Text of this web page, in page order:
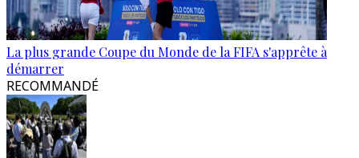
La plus grande Coupe du Monde de la FIFA s'apprête à
démarrer
RECOMMANDÉ